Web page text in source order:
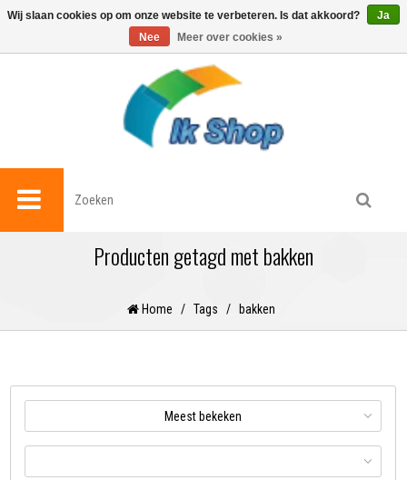
0
Producten getagd met bakken
Home / Tags / bakken
Meest bekeken
Wij slaan cookies op om onze website te verbeteren. Is dat akkoord?
Ja
Nee
Meer over cookies »